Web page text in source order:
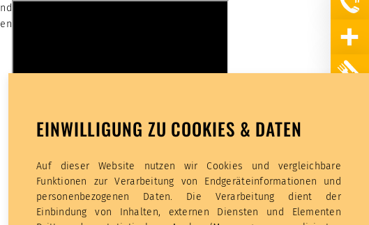
EINWILLIGUNG ZU COOKIES & DATEN
Auf dieser Website nutzen wir Cookies und vergleichbare
Funktionen zur Verarbeitung von Endgeräteinformationen und
personenbezogenen Daten. Die Verarbeitung dient der
Einbindung von Inhalten, externen Diensten und Elementen